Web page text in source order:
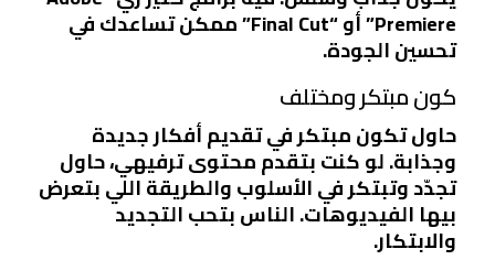
Premiere” أو “Final Cut” ممكن تساعدك في
تحسين الجودة.
كون مبتكر ومختلف
حاول تكون مبتكر في تقديم أفكار جديدة
وجذابة. لو كنت بتقدم محتوى ترفيهي، حاول
تجدّد وتبتكر في الأسلوب والطريقة اللي بتعرض
بيها الفيديوهات. الناس بتحب التجديد
والابتكار.